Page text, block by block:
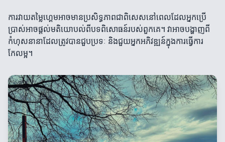
ការវាយតម្លៃហ្គេមអាចមានប្រសិទ្ធភាពជាពិសេសនៅពេលដែលអ្នកប្រើ
ប្រាស់អាចផ្តល់មតិយោបល់ពីបទពិសោធន៍របស់ពួកគេ។ វាអាចបង្ហាញពី
កំហុសនានាដែលត្រូវបានជួបប្រទៈ និងជួយអ្នកអភិវឌ្ឍន៍ក្នុងការធ្វើការ
កែលម្អ។